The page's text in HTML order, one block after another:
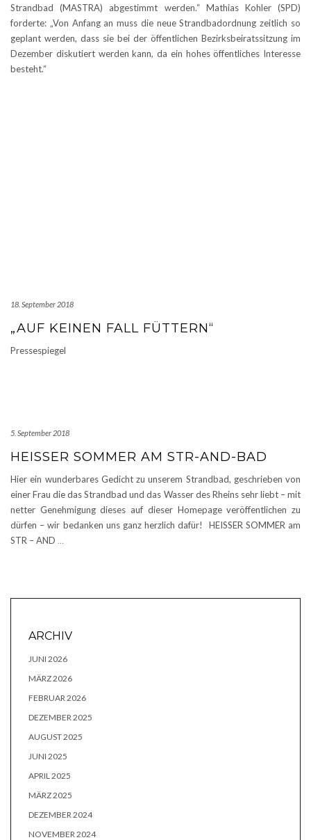
Strandbad (MASTRA) abgestimmt werden.“ Mathias Kohler (SPD)
forderte: „Von Anfang an muss die neue Strandbadordnung zeitlich so
geplant werden, dass sie bei der öffentlichen Bezirksbeiratssitzung im
Dezember diskutiert werden kann, da ein hohes öffentliches Interesse
besteht.“
18. September 2018
„AUF KEINEN FALL FÜTTERN“
Pressespiegel
5. September 2018
HEISSER SOMMER AM STR-AND-BAD
Hier ein wunderbares Gedicht zu unserem Strandbad, geschrieben von
einer Frau die das Strandbad und das Wasser des Rheins sehr liebt – mit
netter Genehmigung dieses auf dieser Homepage veröffentlichen zu
dürfen – wir bedanken uns ganz herzlich dafür! HEISSER SOMMER am
STR – AND …
ARCHIV
JUNI 2026
MÄRZ 2026
FEBRUAR 2026
DEZEMBER 2025
AUGUST 2025
JUNI 2025
APRIL 2025
MÄRZ 2025
DEZEMBER 2024
NOVEMBER 2024